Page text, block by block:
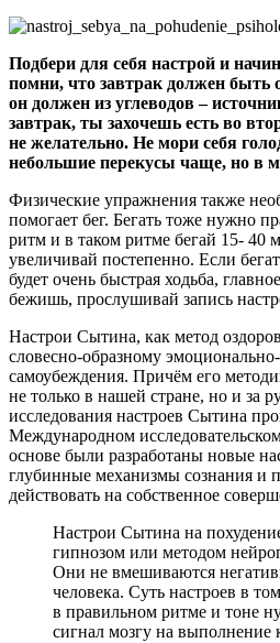
Подбери для себя настрой и
помни, что завтрак должен быть
он должен из углеводов –
завтрак, ты захочешь есть во
не желательно. Не мори себя
небольшие перекусы чаще, но в
Физические упражнения также
помогает бег. Бегать тоже нужно
ритм и в таком ритме бегай 15- 40
увеличивай постепенно. Если
будет очень быстрая ходьба,
бежишь, прослушивай запись
Настрои Сытина, как метод
словесно-образному
самоубеждения. Причём его
не только в нашей стране, но и за
исследования настроев Сытина
Международном
основе были разработаны новые
глубинные механизмы сознания и
действовать на собственное
Настрои Сытина на
гипнозом или методом
Они не вмешиваются
человека. Суть настроев в
в правильном ритме и тоне
сигнал мозгу на выполнение